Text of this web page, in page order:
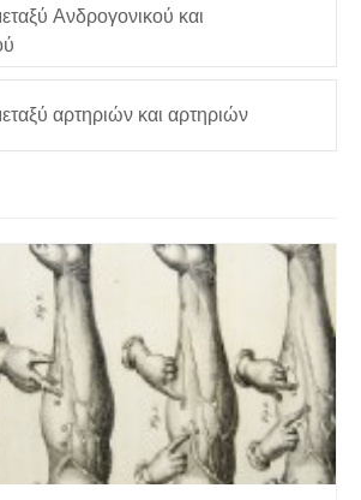
Ανδρογονικού και
αρτηριών και αρτηριών